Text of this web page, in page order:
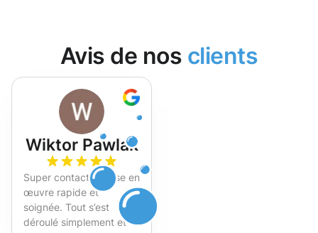
Avis de nos clients
Wiktor Pawlak
Super contact et mise en
œuvre rapide et
soignée. Tout s’est
déroulé simplement et